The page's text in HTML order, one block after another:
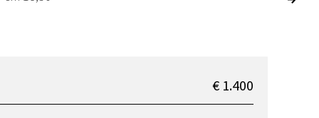
€ 1.400